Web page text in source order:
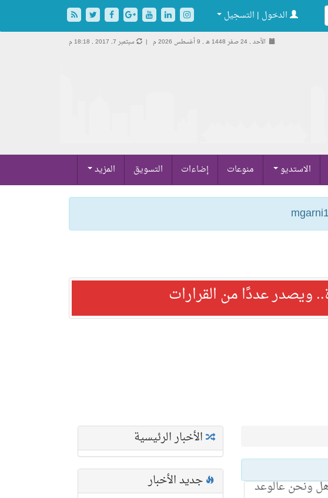
الدخول | التسجيل
الأحد , 24 صفر 1448 هـ , 9 أغسطس 2026 م | سبتمبر 7, 2017 , 18:18 م
الاستديو منوعات إضاءات التسويق المزيد
عددًا من القرارات
الأخبار الرئيسية
جديد الأخبار ونحن عالوعد